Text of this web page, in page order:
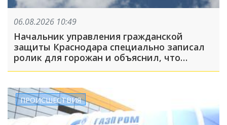
06.08.2026 10:49
Начальник управления гражданской
защиты Краснодара специально записал
ролик для горожан и объяснил, что
делать при налете БПЛА
ПРОИСШЕСТВИЯ